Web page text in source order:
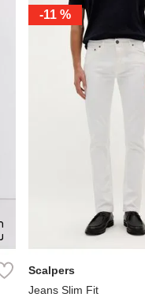
-11 %
42
44
48 50
Scalpers
Jeans Slim Fit